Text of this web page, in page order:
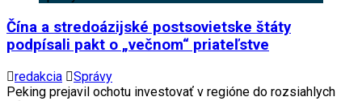
Čína a stredoázijské postsovietske štáty
podpísali pakt o „večnom“ priateľstve
redakcia
Správy
Peking prejavil ochotu investovať v regióne do rozsiahlych